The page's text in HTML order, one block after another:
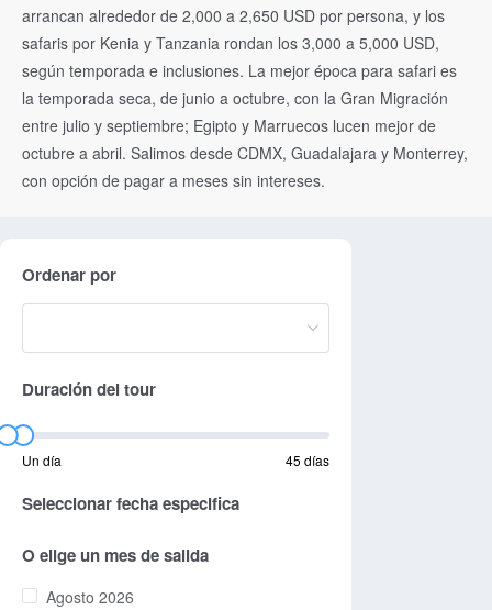
arrancan alrededor de 2,000 a 2,650 USD por persona, y los
safaris por Kenia y Tanzania rondan los 3,000 a 5,000 USD,
según temporada e inclusiones. La mejor época para safari es
la temporada seca, de junio a octubre, con la Gran Migración
entre julio y septiembre; Egipto y Marruecos lucen mejor de
octubre a abril. Salimos desde CDMX, Guadalajara y Monterrey,
con opción de pagar a meses sin intereses.
Ordenar por
Duración del tour
Un día 45 días
Seleccionar fecha especifica
O elige un mes de salida
Agosto 2026